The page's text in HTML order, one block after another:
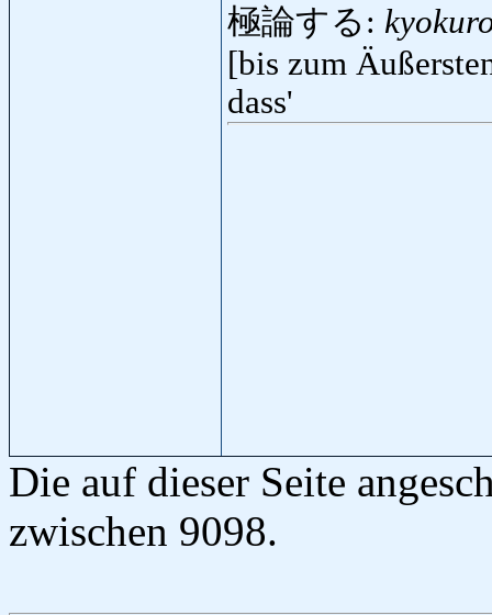
極論する:
[bis zum
dass'
Die auf dieser Seite
zwischen 9098.